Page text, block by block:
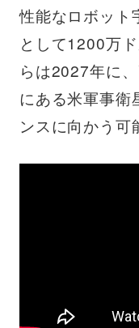
性能なロボット
として1200万
らは2027年に
にある米軍事衛
ンスに向かう可